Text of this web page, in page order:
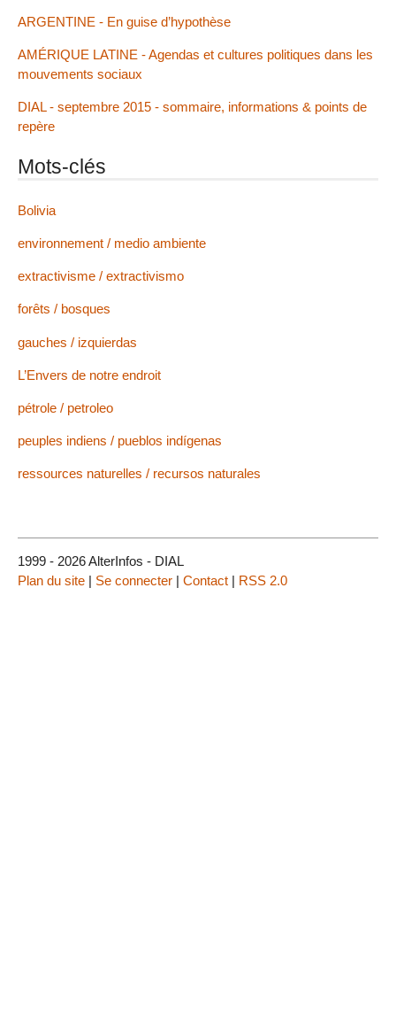
ARGENTINE - En guise d’hypothèse
AMÉRIQUE LATINE - Agendas et cultures politiques dans les
mouvements sociaux
DIAL - septembre 2015 - sommaire, informations & points de
repère
Mots-clés
Bolivia
environnement / medio ambiente
extractivisme / extractivismo
forêts / bosques
gauches / izquierdas
L’Envers de notre endroit
pétrole / petroleo
peuples indiens / pueblos indígenas
ressources naturelles / recursos naturales
1999 - 2026 AlterInfos - DIAL
Plan du site | Se connecter | Contact | RSS 2.0